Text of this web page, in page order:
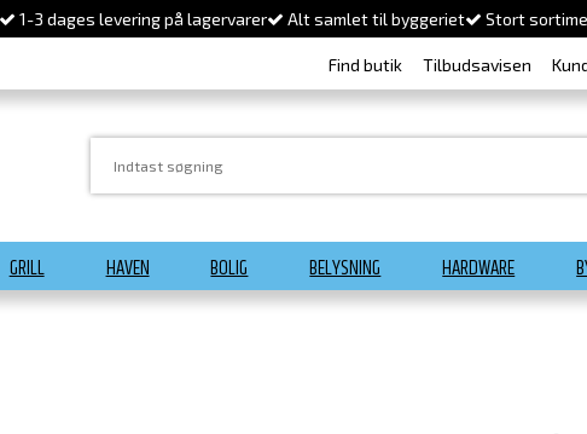
1-3 dages levering på lagervarer Alt samlet til byggeriet Stort
Find butik Tilbudsavisen
GRILL HAVEN BOLIG BELYSNING HARDWARE